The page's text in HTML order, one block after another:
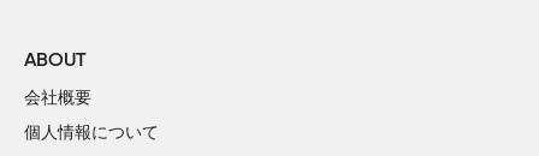
    実例紹介：光枡
        第1ステージ
    アイデアから製品までのプロセス
ABOUT
会社概要
個人情報について